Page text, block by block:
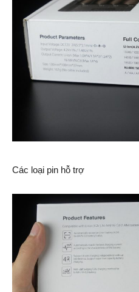
Các loại pin hỗ trợ